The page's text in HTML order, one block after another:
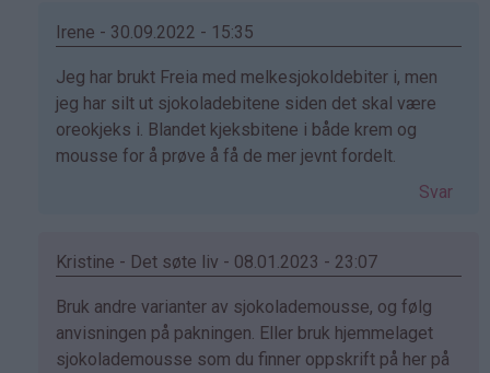
Anonym
bekreftet)
Irene - 30.09.2022 - 15:35
Som
svar
på
av
Jeg har brukt Freia med melkesjokoldebiter i, men
jeg har silt ut sjokoladebitene siden det skal være
oreokjeks i. Blandet kjeksbitene i både krem og
mousse for å prøve å få de mer jevnt fordelt.
Svar
Kristine - Det søte liv - 08.01.2023 - 23:07
Som
svar
på
Bruk andre varianter av sjokolademousse, og følg
anvisningen på pakningen. Eller bruk hjemmelaget
sjokolademousse som du finner oppskrift på her på